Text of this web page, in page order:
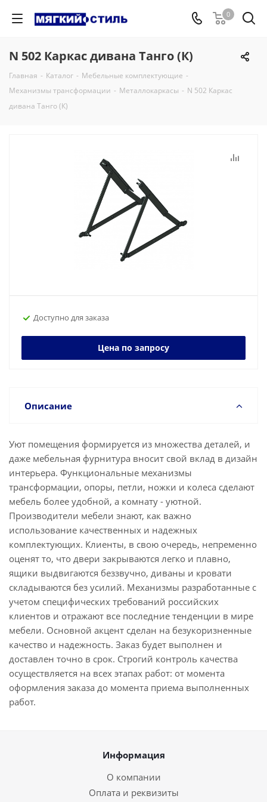
0
N 502 Каркас дивана Танго (К)
Главная - Каталог - Мебельные комплектующие -
Механизмы трансформации - Металлокаркасы - N 502 Каркас
дивана Танго (К)
Доступно для заказа
Цена по запросу
Описание
Уют помещения формируется из множества деталей, и
даже мебельная фурнитура вносит свой вклад в дизайн
интерьера. Функциональные механизмы
трансформации, опоры, петли, ножки и колеса сделают
мебель более удобной, а комнату - уютной.
Производители мебели знают, как важно
использование качественных и надежных
комплектующих. Клиенты, в свою очередь, непременно
оценят то, что двери закрываются легко и плавно,
ящики выдвигаются беззвучно, диваны и кровати
складываются без усилий. Механизмы разработанные с
учетом специфических требований российских
клиентов и отражают все последние тенденции в мире
мебели. Основной акцент сделан на безукоризненные
качество и надежность. Заказ будет выполнен и
доставлен точно в срок. Строгий контроль качества
осуществляется на всех этапах работ: от момента
оформления заказа до момента приема выполненных
работ.
Информация
О компании
Оплата и реквизиты